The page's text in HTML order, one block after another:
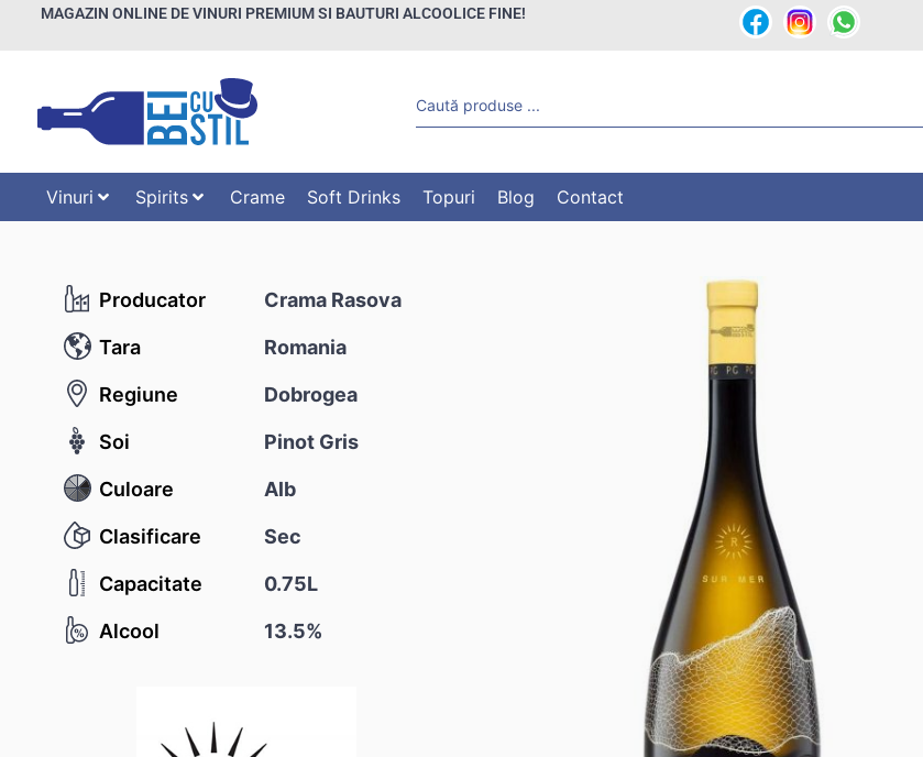
MAGAZIN ONLINE DE VINURI PREMIUM SI BAUTURI ALCOOLICE FINE!
Vinuri Spirits Crame Soft Drinks Topuri Blog Contact
Producator Crama Rasova
Tara Romania
Regiune Dobrogea
Soi Pinot Gris
Culoare Alb
Clasificare Sec
Capacitate 0.75L
Alcool 13.5%